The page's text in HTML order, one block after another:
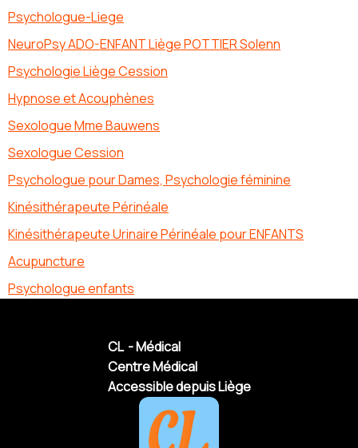
Psychologue-Liege
NeuroPsy ADO-ENFANT Liège POTTIER Solenn
Psychologie Liège Cession
Hypnose et Acouphènes
Sexologue Mme Bauwens
Sexologue Cession
Psychologue pour Dames, Psychologie féminine
Kinésithérapeute Périnéale
Kinésithérapeute Urinaire Périnéale pour ENFANTS
Acupuncture
Psychologue enfants
CL - Médical
Centre Médical
Accessible depuis Liège